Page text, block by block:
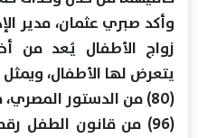
وأكد صبري عثمان، مدير
زواج الأطفال يُعد من
يتعرض لها الأطفال،
(80) من الدستور